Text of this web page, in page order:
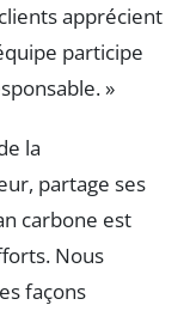
apprécient
participe
»
la
partage ses
carbone est
Nous
façons